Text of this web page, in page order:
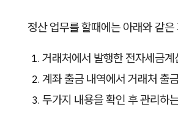
정산 업무를 할때에는 아래와 같
거래처에서 발행한 전자세금계
계좌 출금 내역에서 거래처 출
두가지 내용을 확인 후 관리하